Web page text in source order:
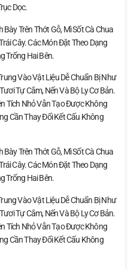
Dọc.
Trên Thớt Gỗ, Mì Sốt Cà Chua
Cây. Các Món Đặt Theo Dạng
Trống Hai Bên.
Vào Vật Liệu Dễ Chuẩn Bị Như
Tự Cắm, Nến Và Bộ Ly Cơ Bản.
Tích Nhỏ Vẫn Tạo Được Không
Cần Thay Đổi Kết Cấu Không
Trên Thớt Gỗ, Mì Sốt Cà Chua
Cây. Các Món Đặt Theo Dạng
Trống Hai Bên.
Vào Vật Liệu Dễ Chuẩn Bị Như
Tự Cắm, Nến Và Bộ Ly Cơ Bản.
Tích Nhỏ Vẫn Tạo Được Không
Cần Thay Đổi Kết Cấu Không